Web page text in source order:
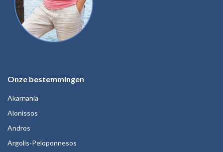
Onze bestemmingen
Akarnania
Alonissos
Andros
Argolis-Peloponnesos